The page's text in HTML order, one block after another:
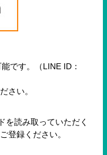
です。（LINE ID：
さい。
を読み取っていただく
登録ください。